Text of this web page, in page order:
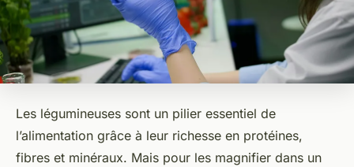
Les légumineuses sont un pilier essentiel de
l’alimentation grâce à leur richesse en protéines,
fibres et minéraux. Mais pour les magnifier dans un